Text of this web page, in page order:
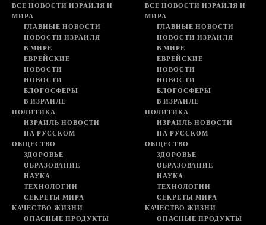
ВСЕ НОВОСТИ ИЗРАИЛЯ И
МИРА
ГЛАВНЫЕ НОВОСТИ
НОВОСТИ ИЗРАИЛЯ
В МИРЕ
ЕВРЕЙСКИЕ
НОВОСТИ
НОВОСТИ
БЛОГОСФЕРЫ
В ИЗРАИЛЕ
ПОЛИТИКА
ИЗРАИЛЬ НОВОСТИ
НА РУССКОМ
ОБЩЕСТВО
ЗДОРОВЬЕ
ОБРАЗОВАНИЕ
НАУКА
ТЕХНОЛОГИИ
СЕКРЕТЫ МИРА
КАЧЕСТВО ЖИЗНИ
ОПАСНЫЕ ПРОДУКТЫ
ВСЕ НОВОСТИ ИЗРАИЛЯ И
МИРА
ГЛАВНЫЕ НОВОСТИ
НОВОСТИ ИЗРАИЛЯ
В МИРЕ
ЕВРЕЙСКИЕ
НОВОСТИ
НОВОСТИ
БЛОГОСФЕРЫ
В ИЗРАИЛЕ
ПОЛИТИКА
ИЗРАИЛЬ НОВОСТИ
НА РУССКОМ
ОБЩЕСТВО
ЗДОРОВЬЕ
ОБРАЗОВАНИЕ
НАУКА
ТЕХНОЛОГИИ
СЕКРЕТЫ МИРА
КАЧЕСТВО ЖИЗНИ
ОПАСНЫЕ ПРОДУКТЫ